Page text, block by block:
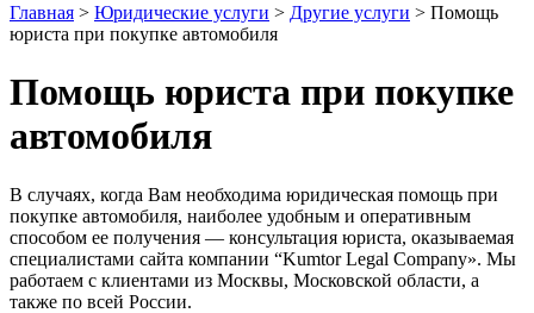
Главная > Юридические услуги > Другие услуги > Помощь
юриста при покупке автомобиля
Помощь юриста при покупке
автомобиля
В случаях, когда Вам необходима юридическая помощь при
покупке автомобиля, наиболее удобным и оперативным
способом ее получения — консультация юриста, оказываемая
специалистами сайта компании “Kumtor Legal Company». Мы
работаем с клиентами из Москвы, Московской области, а
также по всей России.